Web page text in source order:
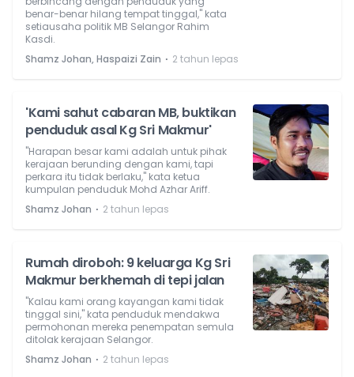
benar-benar hilang tempat tinggal," kata
setiausaha politik MB Selangor Rahim
Kasdi.
Shamz Johan, Haspaizi Zain ⋅ 2 tahun lepas
'Kami sahut cabaran MB, buktikan
penduduk asal Kg Sri Makmur'
"Harapan besar kami adalah untuk pihak
kerajaan berunding dengan kami, tapi
perkara itu tidak berlaku," kata ketua
kumpulan penduduk Mohd Azhar Ariff.
Shamz Johan ⋅ 2 tahun lepas
Rumah diroboh: 9 keluarga Kg Sri
Makmur berkhemah di tepi jalan
"Kalau kami orang kayangan kami tidak
tinggal sini," kata penduduk mendakwa
permohonan mereka penempatan semula
ditolak kerajaan Selangor.
Shamz Johan ⋅ 2 tahun lepas